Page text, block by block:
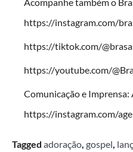
https://instagram.com/
https://tiktok.com/
https://youtube.com/
Comunicação e
https://instagram.com/
Tagged adoração, gospel,